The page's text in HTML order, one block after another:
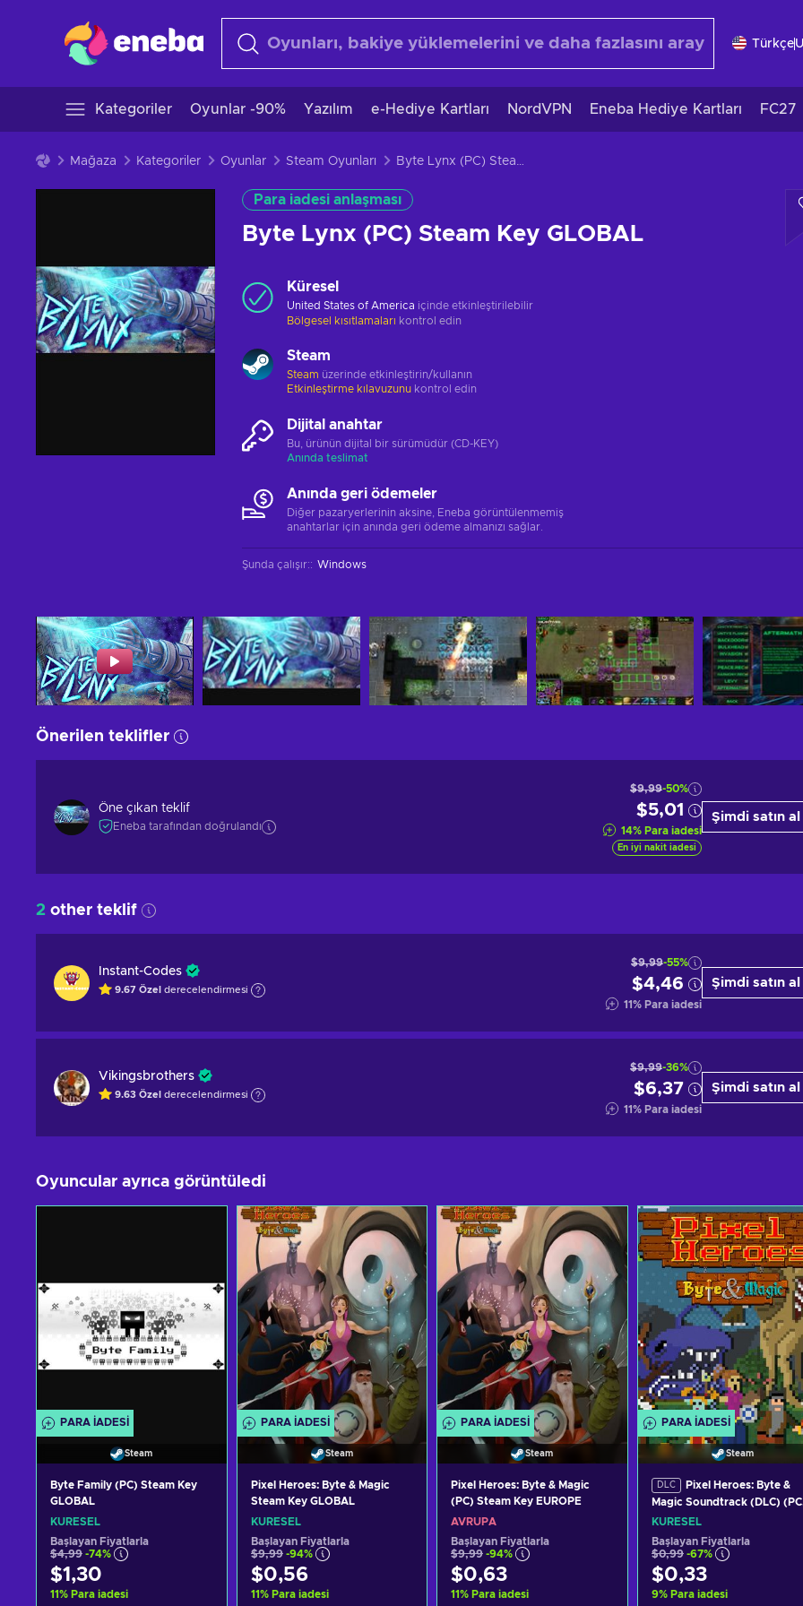
Türkçe
Kategoriler Oyunlar -90% Yazılım e-Hediye Kartları NordVPN Eneba Hediye Kartları FC27
Mağaza Kategoriler Oyunlar Steam Oyunları Byte Lynx (PC) Steam Key GLOBAL
Para iadesi anlaşması
Byte Lynx (PC) Steam Key GLOBAL
Küresel
United States of America içinde etkinleştirilebilir
Bölgesel kısıtlamaları kontrol edin
Steam
Steam üzerinde etkinleştirin/kullanın
Etkinleştirme kılavuzunu kontrol edin
Dijital anahtar
Bu, ürünün dijital bir sürümüdür (CD-KEY)
Anında teslimat
Anında geri ödemeler
Diğer pazaryerlerinin aksine, Eneba görüntülenmemiş
anahtarlar için anında geri ödeme almanızı sağlar.
Şunda çalışır:: Windows
Önerilen teklifler
Öne çıkan teklif
Eneba tarafından doğrulandı
$9,99-50%
$5,01
14% Para iadesi
En iyi nakit iadesi
Şimdi satın al
2 other teklif
Instant-Codes
9.67 Özel derecelendirmesi
$9,99-55%
$4,46
11% Para iadesi
Şimdi satın al
Vikingsbrothers
9.63 Özel derecelendirmesi
$9,99-36%
$6,37
11% Para iadesi
Şimdi satın al
Oyuncular ayrıca görüntüledi
PARA IADESI
Steam
Byte Family (PC) Steam Key
GLOBAL
KÜRESEL
Başlayan Fiyatlarla
$4,99 -74%
$1,30
11% Para iadesi
PARA IADESI
Steam
Pixel Heroes: Byte & Magic
Steam Key GLOBAL
KÜRESEL
Başlayan Fiyatlarla
$9,99 -94%
$0,56
11% Para iadesi
PARA IADESI
Steam
Pixel Heroes: Byte & Magic
(PC) Steam Key EUROPE
AVRUPA
Başlayan Fiyatlarla
$9,99 -94%
$0,63
11% Para iadesi
PARA IADESI
Steam
DLC
Pixel Heroes: Byte &
Magic Soundtrack (DLC)
Steam Key GLOBAL
KÜRESEL
Başlayan Fiyatlarla
$0,99 -67%
$0,33
9% Para iadesi